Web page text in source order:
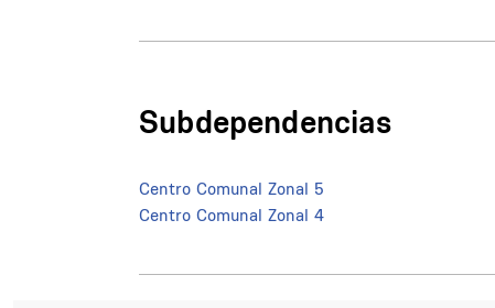
Subdependencias
Centro Comunal Zonal 5
Centro Comunal Zonal 4